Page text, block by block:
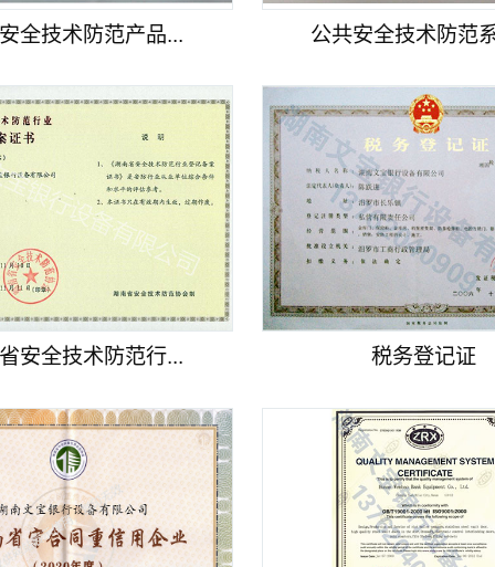
全技术防范产品... 公共安全技术防范
安全技术防范行... 税务登记证